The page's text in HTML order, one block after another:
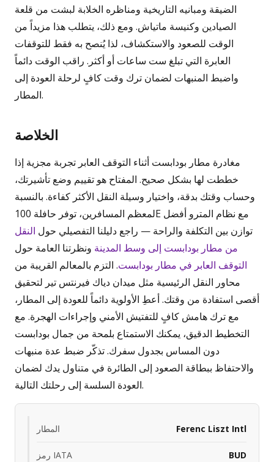
الضيقة ومبانيه التاريخية ومناظره الخلابة لبشت من قلعة
الصيادين وكنيسة ماتياش. ومع ذلك، يتطلب هذا مزيداً من
الوقت للصعود والاستكشاف، لذا يُنصح به فقط للتوقفات
العابرة التي تبلغ ست ساعات أو أكثر. راقب الوقت دائماً
واضبط المنبهات لضمان ترك وقت كافٍ لرحلة العودة إلى
المطار.
الخلاصة
مغادرة مطار بودابست أثناء التوقف العابر تجربة مجزية إذا
خططت لها بشكل صحيح. المفتاح هو تقييم وضع تأشيرتك،
وحساب وقتك بدقة، واختيار وسيلة النقل الأكثر كفاءة. بالنسبة
لمعظم المسافرين، توفر حافلة 100E مع نظام المترو أفضل
توازن بين التكلفة والراحة — راجع دليلنا التفصيلي حول النقل
من مطار بودابست إلى وسط المدينة ونظرتنا العامة حول
التوقف العابر في مطار بودابست. التزم بالمعالم القريبة من
محاور النقل الرئيسية مثل ميدان دياك فيرنتس تير لتحقيق
أقصى استفادة من وقتك. أعطِ الأولوية دائماً للعودة إلى المطار،
مع ترك هامش كافٍ للتفتيش الأمني وإجراءات الهجرة. مع
التخطيط الدقيق، يمكنك الاستمتاع بلمحة من جمال بودابست
دون المساس بجدول سفرك. تذكّر ضبط عدة منبهات
والاحتفاظ ببطاقة الصعود إلى الطائرة في متناول يدك لضمان
العودة السلسة إلى رحلتك التالية.
المطار Ferenc Liszt Intl
رمز IATA BUD